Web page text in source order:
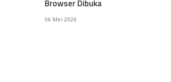
Browser Dibuka
6 Mei 2026